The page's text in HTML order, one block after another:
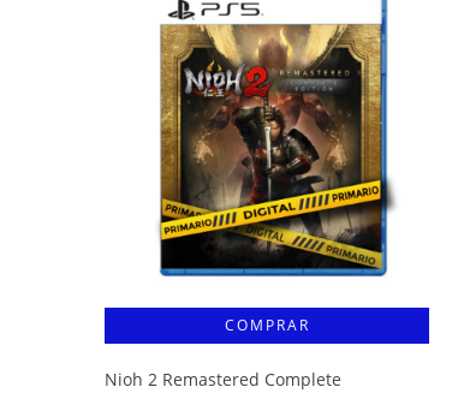
Nioh 2 Remastered Complete